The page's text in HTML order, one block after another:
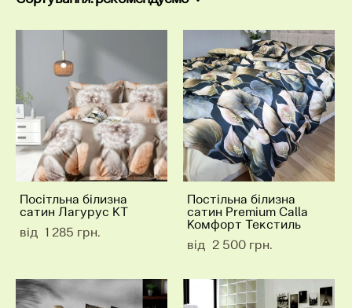
Посітльна білизна
сатин Лагурус КТ
від 1 285 грн.
Постільна білизна
сатин Premium Calla
Комфорт Текстиль
від 2 500 грн.